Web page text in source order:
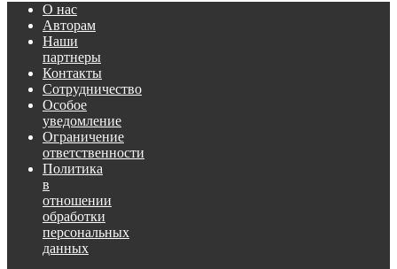
О нас
Авторам
Наши
партнеры
Контакты
Сотрудничество
Особое
уведомление
Ограничение
ответственности
Политика
в
отношении
обработки
персональных
данных